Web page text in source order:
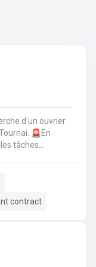
d'un ouvrier
🚨En
tâches
de l'atelier.
contract